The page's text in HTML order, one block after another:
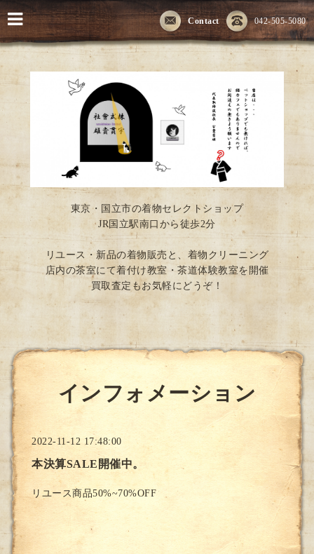
042-505-5080
Contact
東京・国立市の着物セレクトショップ
JR国立駅南口から徒歩2分
リユース・新品の着物販売と、着物クリーニング
店内の茶室にて着付け教室・茶道体験教室を開催
買取査定もお気軽にどうぞ！
インフォメーション
2022-11-12 17:48:00
本決算SALE開催中。
リユース商品50%~70%OFF